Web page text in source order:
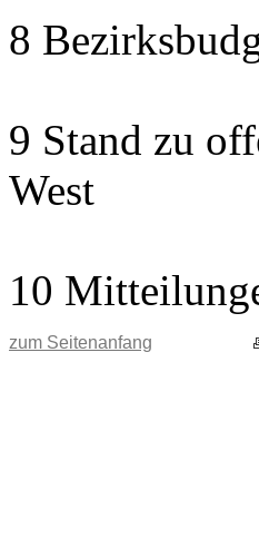
8
9 Stand zu
West
10
zum Seitenanfang